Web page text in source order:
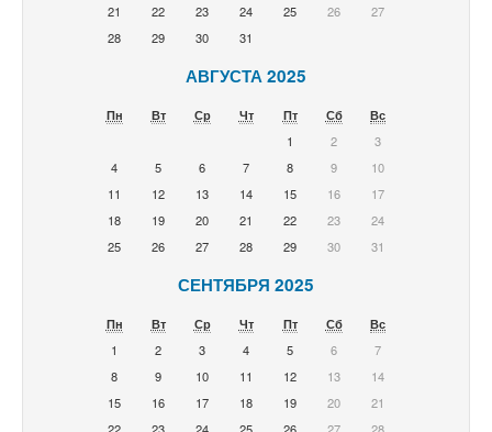
21
22 23 24 25 26
27
28
29 30 31
АВГУСТА 2025
Пн Вт Ср Чт Пт Сб
Вс
1
2
3
4
5 6 7 8 9
10
11
12 13 14 15 16
17
18
19 20 21 22 23
24
25
26 27 28 29 30 31
СЕНТЯБРЯ 2025
Пн Вт Ср Чт Пт Сб
Вс
1
2 3 4 5 6
7
8
9 10 11 12 13
14
15
16 17 18 19 20
21
22
23 24 25 26 27 28